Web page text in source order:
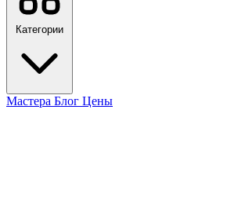
Категории
Мастера Блог Цены